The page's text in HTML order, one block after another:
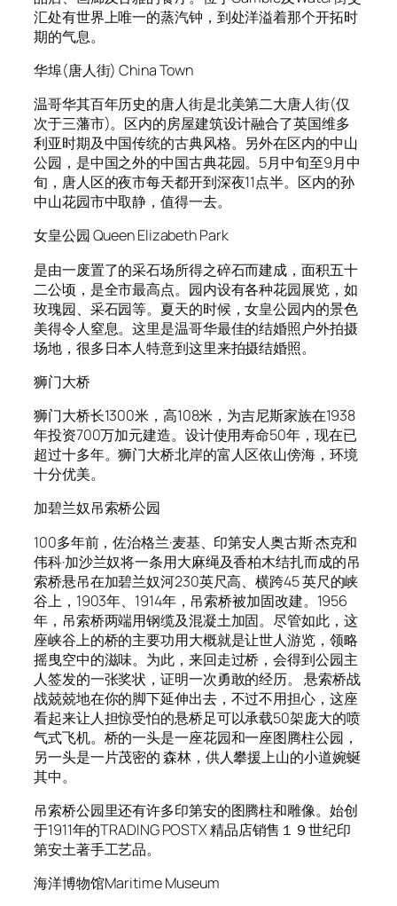
汇处有世界上唯一的蒸汽钟，到处洋溢着那个开拓时
期的气息。
华埠(唐人街) China Town
温哥华其百年历史的唐人街是北美第二大唐人街(仅
次于三藩市)。区内的房屋建筑设计融合了英国维多
利亚时期及中国传统的古典风格。另外在区内的中山
公园，是中国之外的中国古典花园。5月中旬至9月中
旬，唐人区的夜市每天都开到深夜11点半。区内的孙
中山花园市中取静，值得一去。
女皇公园 Queen Elizabeth Park
是由一废置了的采石场所得之碎石而建成，面积五十
二公顷，是全市最高点。园内设有各种花园展览，如
玫瑰园、采石园等。夏天的时候，女皇公园内的景色
美得令人窒息。这里是温哥华最佳的结婚照户外拍摄
场地，很多日本人特意到这里来拍摄结婚照。
狮门大桥
狮门大桥长1300米，高108米，为吉尼斯家族在1938
年投资700万加元建造。设计使用寿命50年，现在已
超过十多年。狮门大桥北岸的富人区依山傍海，环境
十分优美。
加碧兰奴吊索桥公园
100多年前，佐治格兰·麦基、印第安人奥古斯·杰克和
伟科·加沙兰奴将一条用大麻绳及香柏木结扎而成的吊
索桥悬吊在加碧兰奴河230英尺高、横跨45 英尺的峡
谷上，1903年、1914年，吊索桥被加固改建。1956
年，吊索桥两端用钢缆及混凝土加固。尽管如此，这
座峡谷上的桥的主要功用大概就是让世人游览，领略
摇曳空中的滋味。为此，来回走过桥，会得到公园主
人签发的一张奖状，证明一次勇敢的经历。 悬索桥战
战兢兢地在你的脚下延伸出去，不过不用担心，这座
看起来让人担惊受怕的悬桥足可以承载50架庞大的喷
气式飞机。桥的一头是一座花园和一座图腾柱公园，
另一头是一片茂密的 森林，供人攀援上山的小道婉蜒
其中。
吊索桥公园里还有许多印第安的图腾柱和雕像。始创
于1911年的TRADING POSTX 精品店销售１９世纪印
第安土著手工艺品。
海洋博物馆Maritime Museum